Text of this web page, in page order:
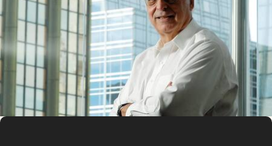
Eventos Corporativos
El Cronista Studio
Mediakit
abre en nueva pestaña
Argentina